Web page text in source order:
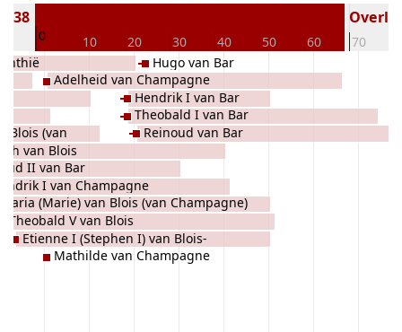
0 10 20 30 40 50 60 70
Blois (van
van Blois
II van Bar
I van Champagne
Maria (Marie) van Blois (van Champagne)
Theobald V van Blois
Etienne I (Stephen I) van Blois-
Champagne
Adelheid van Champagne
Mathilde van Champagne
Hendrik I van Bar
Theobald I van Bar
Reinoud van Bar
Hugo van Bar